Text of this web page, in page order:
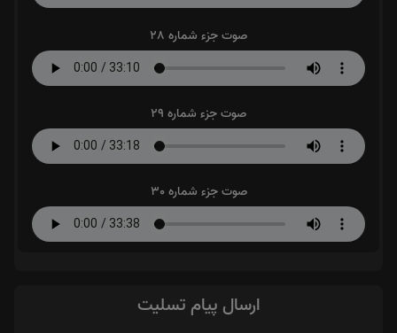
صوت جزء شماره 28
صوت جزء شماره 29
صوت جزء شماره 30
ارسال پیام تسلیت